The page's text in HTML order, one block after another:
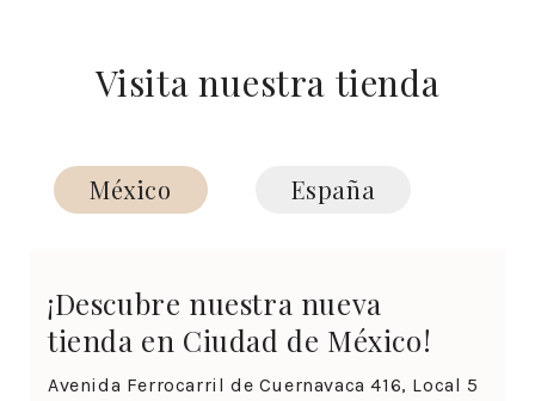
Visita nuestra tienda
México España
¡Descubre nuestra nueva
tienda en Ciudad de México!
Avenida Ferrocarril de Cuernavaca 416, Local 5